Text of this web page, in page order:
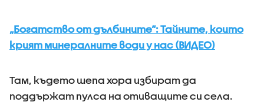
„Богатство от дълбините“: Тайните, които
крият минералните води у нас (ВИДЕО)
Там, където шепа хора избират да
поддържат пулса на отиващите си села.